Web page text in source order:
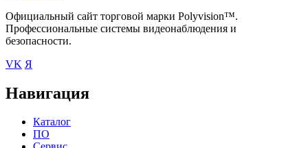
Официальный сайт торговой марки Polyvision™.
Профессиональные системы видеонаблюдения и
безопасности.
VK Я
Навигация
Каталог
ПО